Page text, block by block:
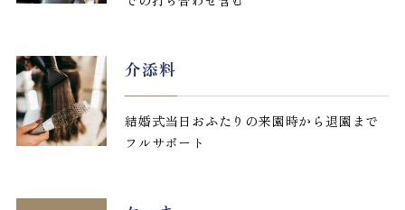
介添料
結婚式当日おふたりの来園時から退園まで
フルサポート